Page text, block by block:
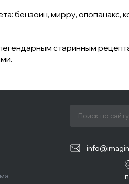
бензоин, мирру, опопанакс,
старинным